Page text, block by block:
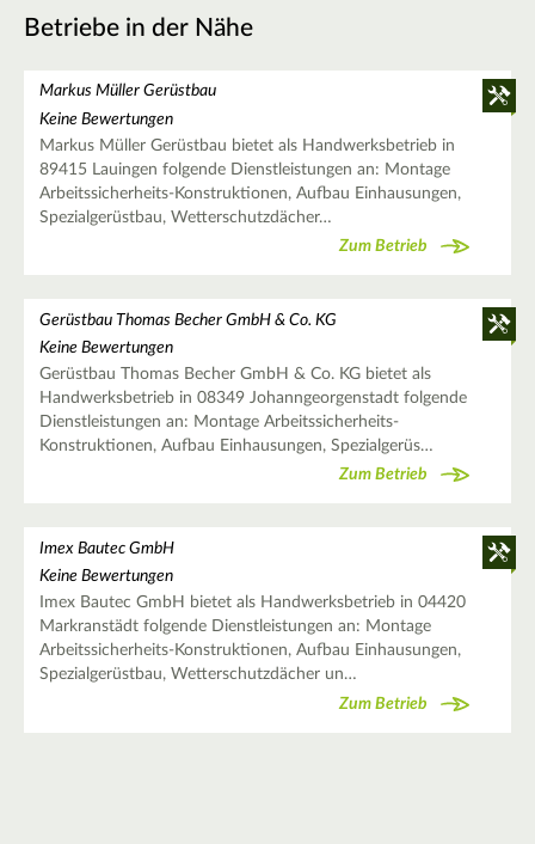
Betriebe in der Nähe
Markus Müller Gerüstbau
Keine Bewertungen
Markus Müller Gerüstbau bietet als Handwerksbetrieb in
89415 Lauingen folgende Dienstleistungen an: Montage
Arbeitssicherheits-Konstruktionen, Aufbau Einhausungen,
Spezialgerüstbau, Wetterschutzdächer…
Zum Betrieb
Gerüstbau Thomas Becher GmbH & Co. KG
Keine Bewertungen
Gerüstbau Thomas Becher GmbH & Co. KG bietet als
Handwerksbetrieb in 08349 Johanngeorgenstadt folgende
Dienstleistungen an: Montage Arbeitssicherheits-
Konstruktionen, Aufbau Einhausungen, Spezialgerüs…
Zum Betrieb
Imex Bautec GmbH
Keine Bewertungen
Imex Bautec GmbH bietet als Handwerksbetrieb in 04420
Markranstädt folgende Dienstleistungen an: Montage
Arbeitssicherheits-Konstruktionen, Aufbau Einhausungen,
Spezialgerüstbau, Wetterschutzdächer un…
Zum Betrieb